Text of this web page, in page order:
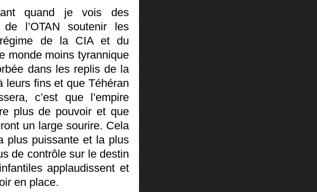
quand je vois des
l’OTAN soutenir les
régime de la CIA et du
monde moins tyrannique
dans les replis de la
leurs fins et que Téhéran
c’est que l’empire
plus de pouvoir et que
un large sourire. Cela
plus puissante et la plus
de contrôle sur le destin
applaudissent et
en place.